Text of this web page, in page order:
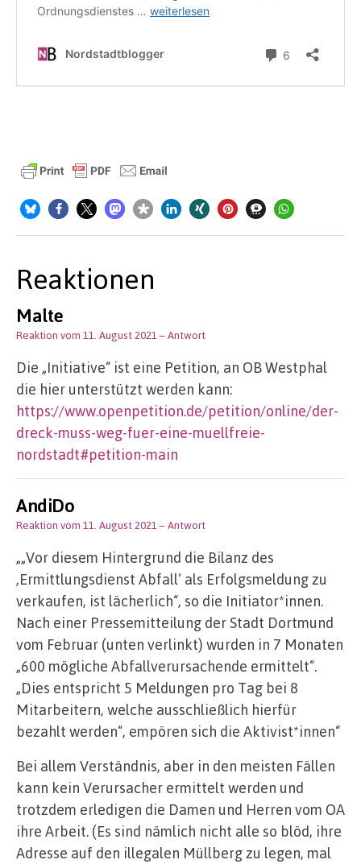
Reaktionen
Malte
Reaktion vom 11. August 2021 – Antwort
Die „Initiative“ ist eine Petition, an OB Westphal
die hier unterstützt werden kann:
https://www.openpetition.de/petition/online/der-
dreck-muss-weg-fuer-eine-muellfreie-
nordstadt#petition-main
AndiDo
Reaktion vom 11. August 2021 – Antwort
„„Vor diesem Hintergrund die Bilanz des
,Ermittlungsdienst Abfall‘ als Erfolgsmeldung zu
verkaufen, ist lächerlich“, so die Initiator*innen.
Nach einer Pressemitteilung der Stadt Dortmund
vom Februar (unten verlinkt) wurden in 7 Monaten
„600 mögliche Abfallverursachende ermittelt“.
„Dies entspricht 5 Meldungen pro Tag bei 8
Mitarbeitern, welche ausschließlich hierfür
bezahlt werden“, empören sich die Aktivist*innen“
Bei allem Verständnis, aber in den meisten Fällen
kann kein Verursacher ermittelt werden und
trotzdem erledigen die Damen und Herren vom OA
ihre Arbeit. (Es sind nämlich nicht alle so blöd, ihre
Adresse auf den illegalen Müllberg zu legen, mal